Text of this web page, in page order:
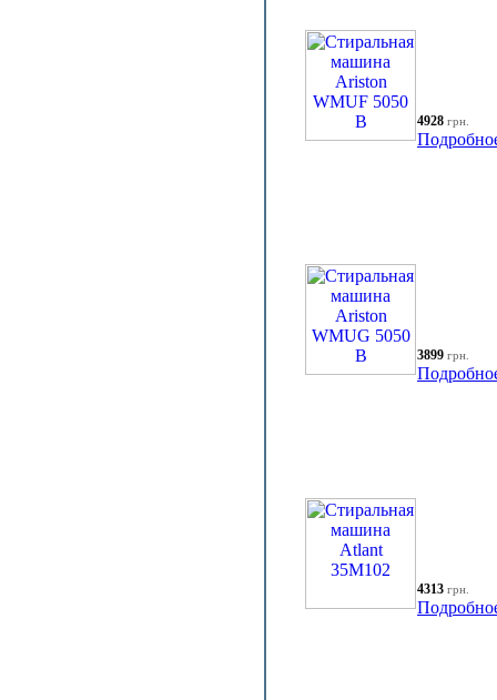
4928 грн.
3899 грн.
4313 грн.